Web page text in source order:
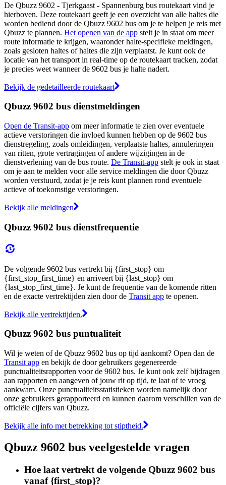
De Qbuzz 9602 - Tjerkgaast - Spannenburg bus routekaart vind je
hierboven. Deze routekaart geeft je een overzicht van alle haltes die
worden bediend door de Qbuzz 9602 bus om je te helpen je reis met
Qbuzz te plannen. Het openen van de app stelt je in staat om meer
route informatie te krijgen, waaronder halte-specifieke meldingen,
zoals gesloten haltes of haltes die zijn verplaatst. Je kunt ook de
locatie van het transport in real-time op de routekaart tracken, zodat
je precies weet wanneer de 9602 bus je halte nadert.
Bekijk de gedetailleerde routekaart
Qbuzz 9602 bus dienstmeldingen
Open de Transit-app om meer informatie te zien over eventuele
actieve verstoringen die invloed kunnen hebben op de 9602 bus
dienstregeling, zoals omleidingen, verplaatste haltes, annuleringen
van ritten, grote vertragingen of andere wijzigingen in de
dienstverlening van de bus route. De Transit-app stelt je ook in staat
om je aan te melden voor alle service meldingen die door Qbuzz
worden verstuurd, zodat je je reis kunt plannen rond eventuele
actieve of toekomstige verstoringen.
Bekijk alle meldingen
Qbuzz 9602 bus dienstfrequentie
De volgende 9602 bus vertrekt bij {first_stop} om
{first_stop_first_time} en arriveert bij {last_stop} om
{last_stop_first_time}. Je kunt de frequentie van de komende ritten
en de exacte vertrektijden zien door de Transit app te openen.
Bekijk alle vertrektijden.
Qbuzz 9602 bus puntualiteit
Wil je weten of de Qbuzz 9602 bus op tijd aankomt? Open dan de
Transit app en bekijk de door gebruikers gegenereerde
punctualiteitsrapporten voor de 9602 bus. Je kunt ook zelf bijdragen
aan rapporten en aangeven of jouw rit op tijd, te laat of te vroeg
aankwam. Onze punctualiteitsstatistieken worden namelijk door
onze gebruikers gerapporteerd en kunnen daarom verschillen van de
officiële cijfers van Qbuzz.
Bekijk alle info met betrekking tot stiptheid.
Qbuzz 9602 bus veelgestelde vragen
Hoe laat vertrekt de volgende Qbuzz 9602 bus
vanaf {first_stop}?